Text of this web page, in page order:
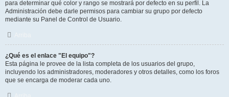
para determinar qué color y rango se mostrará por defecto en su perfil. La
Administración debe darle permisos para cambiar su grupo por defecto
mediante su Panel de Control de Usuario.
¿Qué es el enlace "El equipo"?
Esta página le provee de la lista completa de los usuarios del grupo,
incluyendo los administradores, moderadores y otros detalles, como los foros
que se encarga de moderar cada uno.